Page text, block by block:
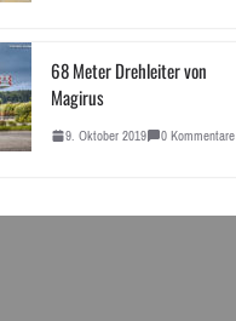
68 Meter Drehleiter von
Magirus
9. Oktober 2019 0 Kommentare